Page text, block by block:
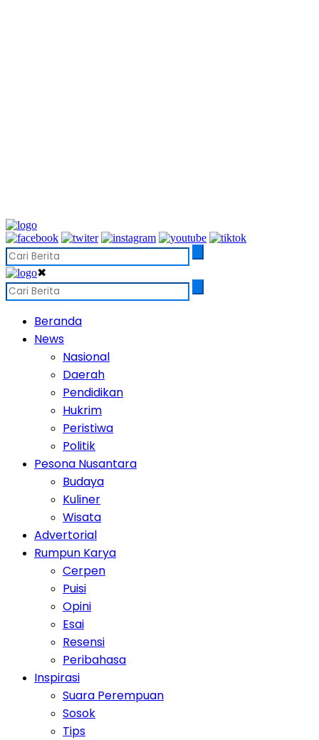
✖
Beranda
News
Nasional
Daerah
Pendidikan
Hukrim
Peristiwa
Politik
Pesona Nusantara
Budaya
Kuliner
Wisata
Advertorial
Rumpun Karya
Cerpen
Puisi
Opini
Esai
Resensi
Peribahasa
Inspirasi
Suara Perempuan
Sosok
Tips